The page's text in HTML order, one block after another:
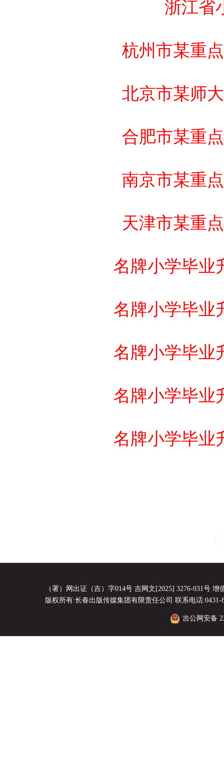
浙江省
杭州市某重
北京市某师
合肥市某重
南京市某重
天津市某重
名牌小学毕业
名牌小学毕业
名牌小学毕业
名牌小学毕业
名牌小学毕业
（署）网出证（吉）字014号 吉网文[2025] 3276-031号
版权所有:长春出版传媒集团有限责任公司 联系电话:0431-
吉公网安备